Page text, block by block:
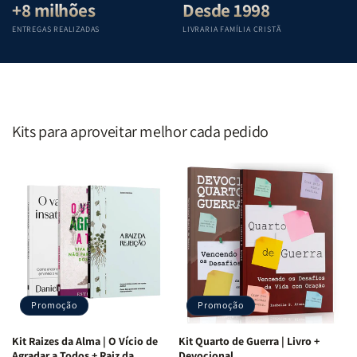
+8 milhões
ENTREGAS REALIZADAS
Desde 1998
LIVRARIA FAMÍLIA CRISTÃ
Kits para aproveitar melhor cada pedido
Promoção
Kit Raizes da Alma | O Vício de
Promoção
Kit Quarto de Guerra | Livro +